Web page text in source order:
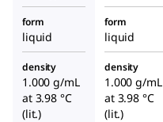
form
liquid
form
liquid
density
1.000 g/mL
at 3.98 °C
(lit.)
density
1.000 g/mL
at 3.98 °C
(lit.)